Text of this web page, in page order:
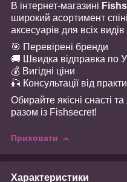
В інтернет-магазині
широкий асортимент
аксесуарів для всіх видів
🎯 Перевірені бренди
🚚 Швидка відправка по
💰 Вигідні ціни
🎣 Консультації від
Обирайте якісні снасті
разом із Fishsecret!
Приховати
Характеристики